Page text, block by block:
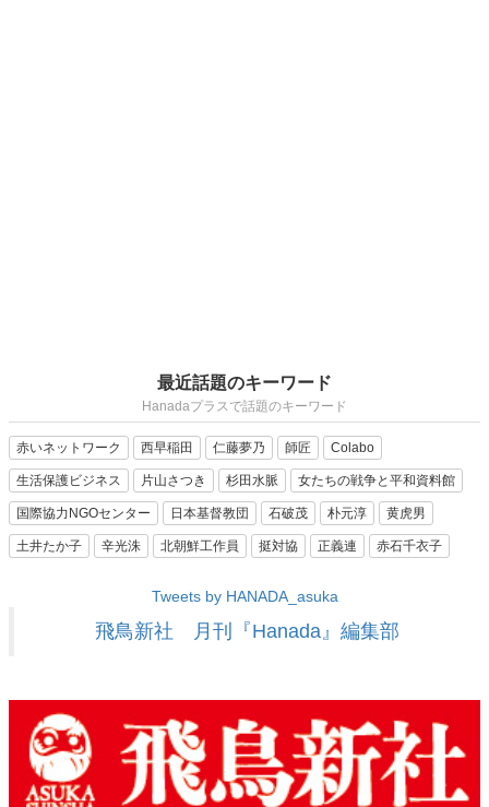
最近話題のキーワード
Hanadaプラスで話題のキーワード
赤いネットワーク 西早稲田 仁藤夢乃 師匠 Colabo
生活保護ビジネス 片山さつき 杉田水脈 女たちの戦争と平和資料館
国際協力NGOセンター 日本基督教団 石破茂 朴元淳 黄虎男
土井たか子 辛光洙 北朝鮮工作員 挺対協 正義連 赤石千衣子
Tweets by HANADA_asuka
飛鳥新社 月刊『Hanada』編集部